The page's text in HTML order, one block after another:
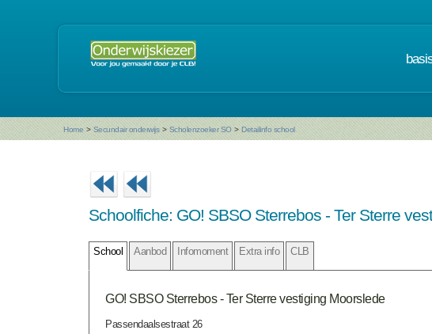
Home > Secundair onderwijs > Scholenzoeker SO > Detailinfo school
Schoolfiche: GO! SBSO Sterrebos - Ter Sterre
School Aanbod Infomoment Extra info CLB
GO! SBSO Sterrebos - Ter Sterre vestiging Moorslede
Passendaalsestraat 26